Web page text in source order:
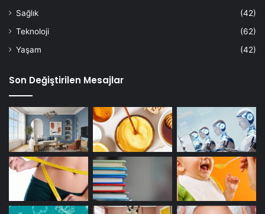
Sağlık
(42)
Teknoloji
(62)
Yaşam
(42)
Son Değiştirilen Mesajlar